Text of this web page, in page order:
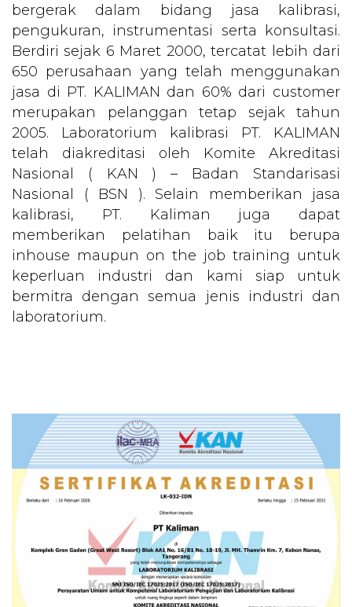
bergerak dalam bidang jasa kalibrasi,
pengukuran, instrumentasi serta konsultasi.
Berdiri sejak 6 Maret 2000, tercatat lebih dari
650 perusahaan yang telah menggunakan
jasa di PT. KALIMAN dan 60% dari customer
merupakan pelanggan tetap sejak tahun
2005. Laboratorium kalibrasi PT. KALIMAN
telah diakreditasi oleh Komite Akreditasi
Nasional ( KAN ) – Badan Standarisasi
Nasional ( BSN ). Selain memberikan jasa
kalibrasi, PT. Kaliman juga dapat
memberikan pelatihan baik itu berupa
inhouse maupun on the job training untuk
keperluan industri dan kami siap untuk
bermitra dengan semua jenis industri dan
laboratorium.